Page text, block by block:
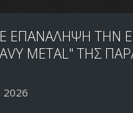
ΕΠΑΝΑΛΗΨΗ ΤΗΝ
METAL" ΤΗΣ
2026